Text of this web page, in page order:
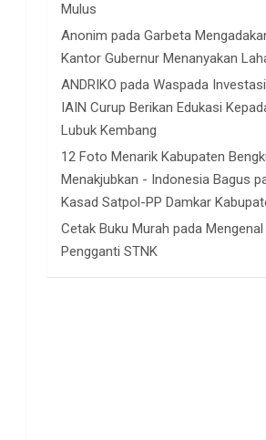
Mulus
Anonim padaGarbeta
Kantor Gubernur Menanyakan
ANDRIKO padaWaspada
IAIN Curup Berikan Edukasi
Lubuk Kembang
12 Foto Menarik Kabupaten
Menakjubkan - Indonesia Bagus
Kasad Satpol-PP Damkar
Cetak Buku Murah pada
Pengganti STNK